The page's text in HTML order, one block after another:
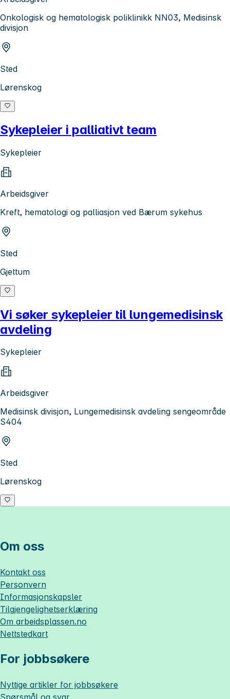
Onkologisk og hematologisk poliklinikk NN03, Medisinsk
divisjon
Sted
Lørenskog
Sykepleier i palliativt team
Sykepleier
Arbeidsgiver
Kreft, hematologi og palliasjon ved Bærum sykehus
Sted
Gjettum
Vi søker sykepleier til lungemedisinsk
avdeling
Sykepleier
Arbeidsgiver
Medisinsk divisjon, Lungemedisinsk avdeling sengeområde
S404
Sted
Lørenskog
Om oss
Kontakt oss
Personvern
Informasjonskapsler
Tilgjengelighetserklæring
Om arbeidsplassen.no
Nettstedkart
For jobbsøkere
Nyttige artikler for jobbsøkere